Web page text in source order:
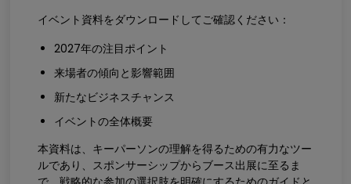
イベント資料をダウンロードしてご確認ください：
2027年の注目ポイント
来場者の傾向と影響範囲
新たなビジネスチャンス
イベントの全体概要
本資料は、キーパーソンの理解を得るための有力なツー
ルであり、スポンサーシップからブース出展に至るま